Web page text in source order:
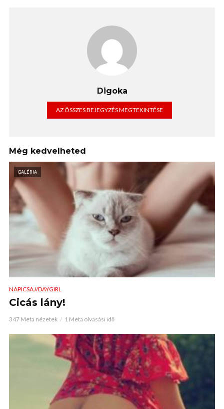
Digoka
AZ ÖSSZES BEJEGYZÉS MEGTEKINTÉSE
Még kedvelheted
GALÉRIA
NAPICSAJ/DAYGIRL
Cicás lány!
347 Meta nézetek 1 Meta olvasási idő